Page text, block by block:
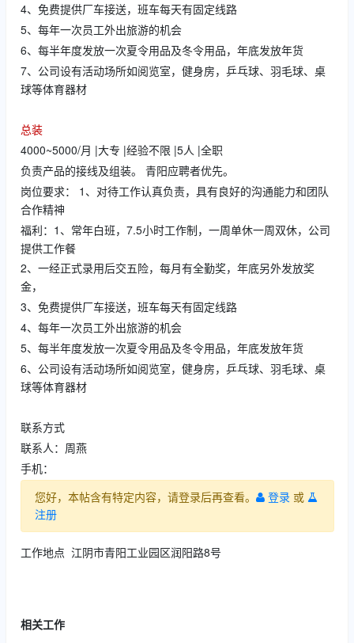
4、免费提供厂车接送，班车每天有固定线路
5、每年一次员工外出旅游的机会
6、每半年度发放一次夏令用品及冬令用品，年底发放年货
7、公司设有活动场所如阅览室，健身房，乒乓球、羽毛球、桌
球等体育器材
总装
4000~5000/月 |大专 |经验不限 |5人 |全职
负责产品的接线及组装。 青阳应聘者优先。
岗位要求： 1、对待工作认真负责，具有良好的沟通能力和团队
合作精神
福利：1、常年白班，7.5小时工作制，一周单休一周双休，公司
提供工作餐
2、一经正式录用后交五险，每月有全勤奖，年底另外发放奖
金，
3、免费提供厂车接送，班车每天有固定线路
4、每年一次员工外出旅游的机会
5、每半年度发放一次夏令用品及冬令用品，年底发放年货
6、公司设有活动场所如阅览室，健身房，乒乓球、羽毛球、桌
球等体育器材
联系方式
联系人：周燕
手机：
您好，本帖含有特定内容，请登录后再查看。
登录 或
注册
工作地点 江阴市青阳工业园区润阳路8号
相关工作